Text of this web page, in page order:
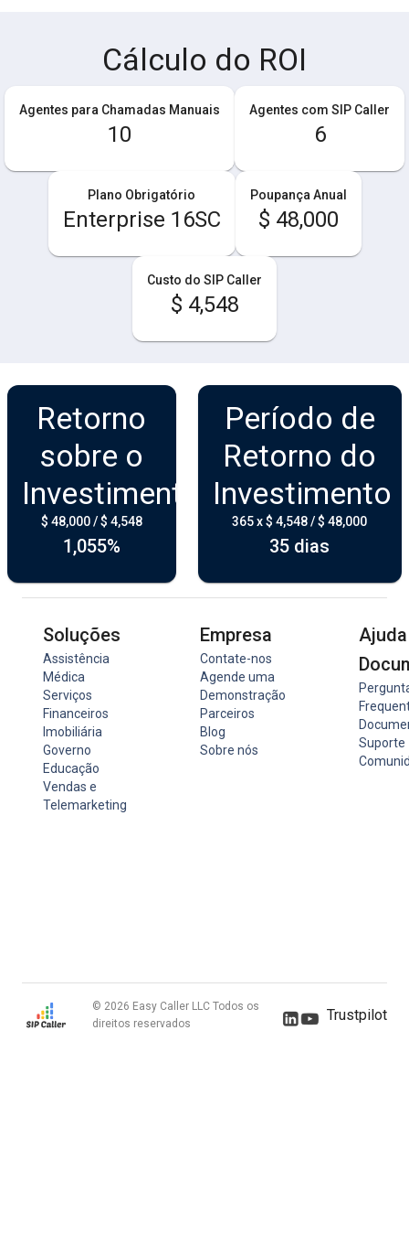
Cálculo do ROI
Agentes para Chamadas Manuais
10
Agentes com SIP Caller
6
Plano Obrigatório
Enterprise 16SC
Poupança Anual
$ 48,000
Custo do SIP Caller
$ 4,548
Retorno
sobre o
Investimento
$ 48,000 / $ 4,548
1,055%
Período de
Retorno do
Investimento
365 x $ 4,548 / $ 48,000
35 dias
Soluções
Assistência
Médica
Serviços
Financeiros
Imobiliária
Governo
Educação
Vendas e
Telemarketing
Empresa
Contate-nos
Agende uma
Demonstração
Parceiros
Blog
Sobre nós
Suporte
© 2026 Easy Caller LLC Todos os
direitos reservados
Trustpilot